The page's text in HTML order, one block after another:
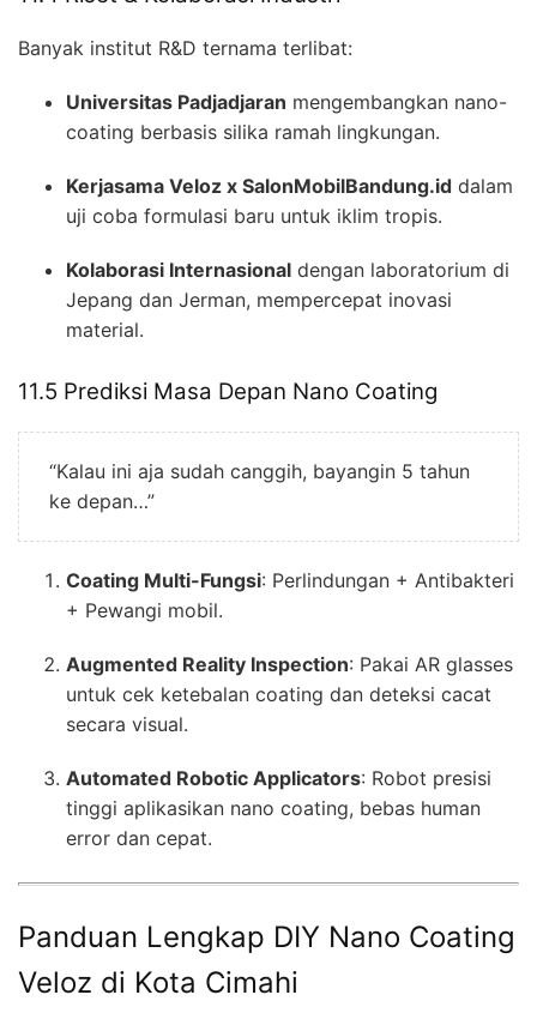
Banyak institut R&D ternama terlibat:
Universitas Padjadjaran mengembangkan nano-
coating berbasis silika ramah lingkungan.
Kerjasama Veloz x SalonMobilBandung.id dalam
uji coba formulasi baru untuk iklim tropis.
Kolaborasi Internasional dengan laboratorium di
Jepang dan Jerman, mempercepat inovasi
material.
11.5 Prediksi Masa Depan Nano Coating
“Kalau ini aja sudah canggih, bayangin 5 tahun
ke depan…”
Coating Multi-Fungsi: Perlindungan + Antibakteri
+ Pewangi mobil.
Augmented Reality Inspection: Pakai AR glasses
untuk cek ketebalan coating dan deteksi cacat
secara visual.
Automated Robotic Applicators: Robot presisi
tinggi aplikasikan nano coating, bebas human
error dan cepat.
Panduan Lengkap DIY Nano Coating
Veloz di Kota Cimahi